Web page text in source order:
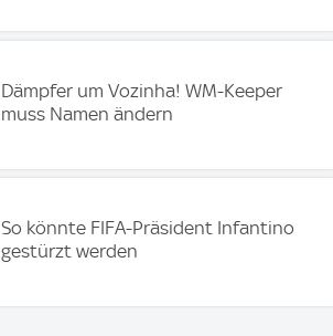
Dämpfer um Vozinha! WM-Keeper
muss Namen ändern
So könnte FIFA-Präsident Infantino
gestürzt werden